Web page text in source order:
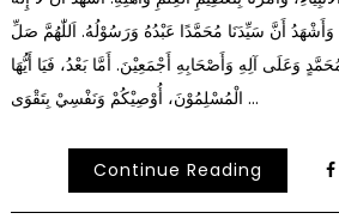
وَأَشْهَدُ أَنَّ سَيِّدَنَا مُحَمَّدًا عَبْدُهُ وَرَسُوْلُهُ. اَللّٰهُمَّ صَلِّ
وَعَلَى آلِهِ وَأَصْحَابِهِ أَجْمَعِيْنَ. أَمَّا بَعْدُ، فَيَا أَيُّهَا
الْمُسْلِمُوْنَ، أُوْصِيْكُمْ وَنَفْسِيْ بِتَقْوَى …
Continue Reading